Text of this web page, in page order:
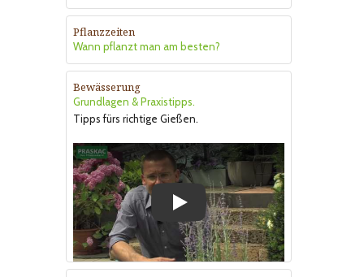
Pflanzzeiten
Wann pflanzt man am besten?
Bewässerung
Grundlagen & Praxistipps.
Tipps fürs richtige Gießen.